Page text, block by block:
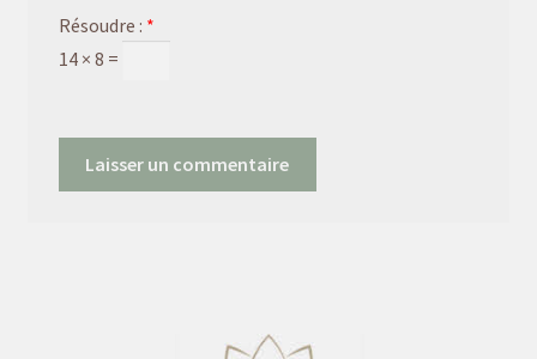
Résoudre : *
14 × 8 =